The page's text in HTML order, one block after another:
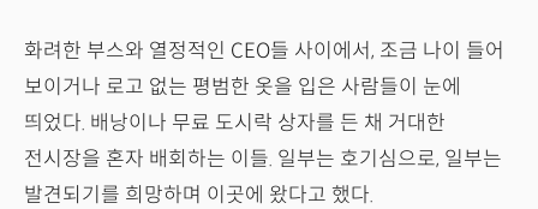
화려한 부스와 열정적인 CEO들 사이에서, 조금 나이 들어
보이거나 로고 없는 평범한 옷을 입은 사람들이 눈에
띄었다. 배낭이나 무료 도시락 상자를 든 채 거대한
전시장을 혼자 배회하는 이들. 일부는 호기심으로, 일부는
발견되기를 희망하며 이곳에 왔다고 했다.